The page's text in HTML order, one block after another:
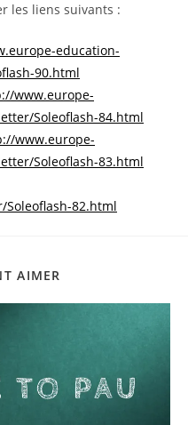
les liens suivants :
education-
90.html
www.europe-
Soleoflash-84.html
www.europe-
Soleoflash-83.html
82.html
AIMER